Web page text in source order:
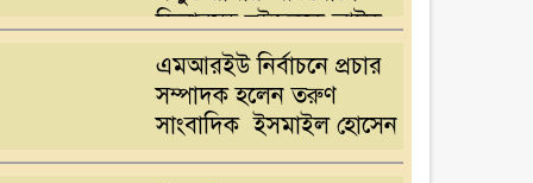
ডিলারসহ দুইজনকে আটক
এমআরইউ নির্বাচনে প্রচার
সম্পাদক হলেন তরুণ
সাংবাদিক ইসমাইল হোসেন